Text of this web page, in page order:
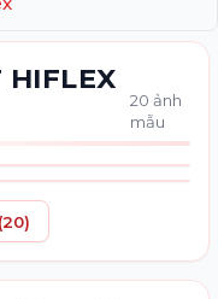
20 ảnh
mẫu
20)